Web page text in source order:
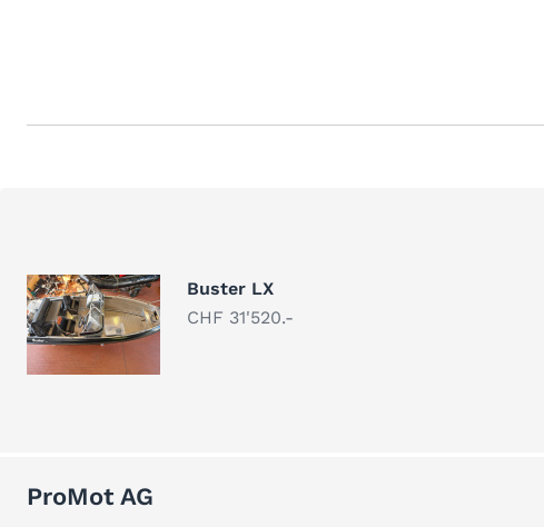
Buster LX
CHF 31'520.-
ProMot AG